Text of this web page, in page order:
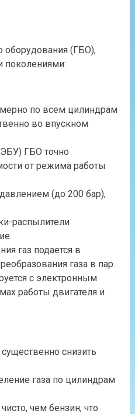
оборудования (ГБО),
поколениями:
по всем цилиндрам
во впускном
ГБО точно
от режима работы
(до 200 бар),
распылители
газ подается в
газа в пар.
с электронным
работы двигателя и
снизить
газа по цилиндрам
чем бензин, что